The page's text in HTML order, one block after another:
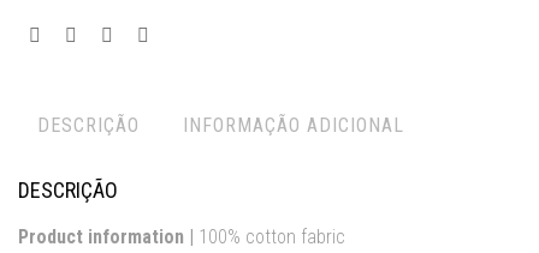
DESCRIÇÃO INFORMAÇÃO ADICIONAL
DESCRIÇÃO
Product information | 100% cotton fabric